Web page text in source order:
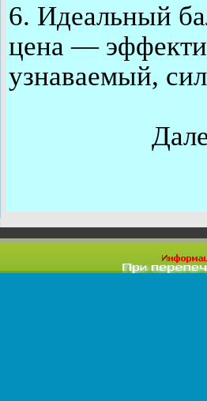
6. Идеальный
цена —
узнаваемый,